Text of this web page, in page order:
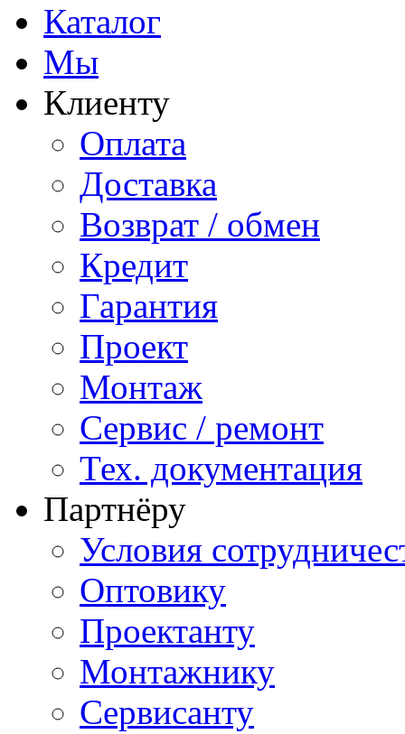
Каталог
Мы
Клиенту
Оплата
Доставка
Возврат / обмен
Кредит
Гарантия
Проект
Монтаж
Сервис / ремонт
Тех. документация
Партнёру
Условия
Оптовику
Проектанту
Монтажнику
Сервисанту